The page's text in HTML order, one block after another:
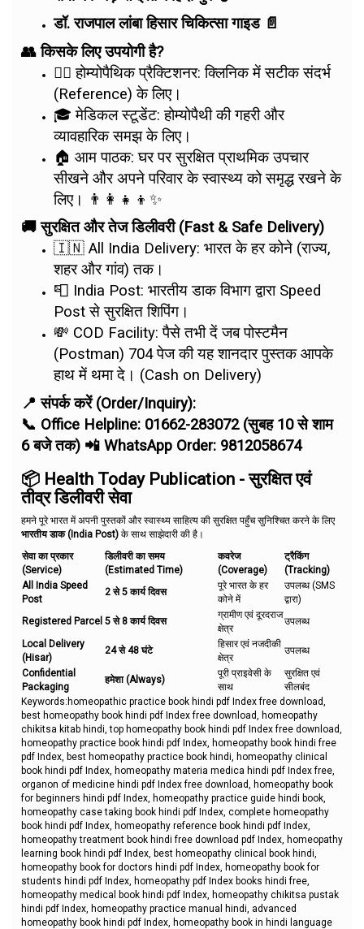
डॉ. राजपाल लांबा हिसार चिकित्सा गाइड 📄
👥 किसके लिए उपयोगी है?
👨‍⚕️ होम्योपैथिक प्रैक्टिशनर: क्लिनिक में सटीक संदर्भ
(Reference) के लिए।
🎓 मेडिकल स्टूडेंट: होम्योपैथी की गहरी और
व्यावहारिक समझ के लिए।
🏠 आम पाठक: घर पर सुरक्षित प्राथमिक उपचार
सीखने और अपने परिवार के स्वास्थ्य को समृद्ध रखने के
लिए। 👨‍👩‍👧‍👦✨
🚚 सुरक्षित और तेज डिलीवरी (Fast & Safe Delivery)
🇮🇳 All India Delivery: भारत के हर कोने (राज्य,
शहर और गांव) तक।
📮 India Post: भारतीय डाक विभाग द्वारा Speed
Post से सुरक्षित शिपिंग।
💸 COD Facility: पैसे तभी दें जब पोस्टमैन
(Postman) 704 पेज की यह शानदार पुस्तक आपके
हाथ में थमा दे। (Cash on Delivery)
📍 संपर्क करें (Order/Inquiry):
📞 Office Helpline: 01662-283072 (सुबह 10 से शाम
6 बजे तक) 📲 WhatsApp Order: 9812058674
📦 Health Today Publication - सुरक्षित एवं
तीव्र डिलीवरी सेवा
हमने पूरे भारत में अपनी पुस्तकों और स्वास्थ्य साहित्य की सुरक्षित पहुँच सुनिश्चित करने के लिए
भारतीय डाक (India Post) के साथ साझेदारी की है।
सेवा का प्रकार
(Service)
डिलीवरी का समय
(Estimated Time)
कवरेज
(Coverage)
ट्रैकिंग
(Tracking)
All India Speed
Post
2 से 5 कार्य दिवस
पूरे भारत के हर
कोने में
उपलब्ध (SMS
द्वारा)
Registered Parcel 5 से 8 कार्य दिवस
ग्रामीण एवं दूरदराज
क्षेत्र
उपलब्ध
Local Delivery
(Hisar)
24 से 48 घंटे
हिसार एवं नजदीकी
क्षेत्र
उपलब्ध
Confidential
Packaging
हमेशा (Always)
पूरी प्राइवेसी के
साथ
सुरक्षित एवं
सीलबंद
Keywords:homeopathic practice book hindi pdf Index free download,
best homeopathy book hindi pdf Index free download, homeopathy
chikitsa kitab hindi, top homeopathy book hindi pdf Index free download,
homeopathy practice book hindi pdf Index, homeopathy book hindi free
pdf Index, best homeopathy practice book hindi, homeopathy clinical
book hindi pdf Index, homeopathy materia medica hindi pdf Index free,
organon of medicine hindi pdf Index free download, homeopathy book
for beginners hindi pdf Index, homeopathy practice guide hindi book,
homeopathy case taking book hindi pdf Index, complete homeopathy
book hindi pdf Index, homeopathy reference book hindi pdf Index,
homeopathy treatment book hindi free download pdf Index, homeopathy
learning book hindi pdf Index, best homeopathy clinical book hindi,
homeopathy book for doctors hindi pdf Index, homeopathy book for
students hindi pdf Index, homeopathy pdf Index books hindi free,
homeopathy medical book hindi pdf Index, homeopathy chikitsa pustak
hindi pdf Index, homeopathy practice manual hindi, advanced
homeopathy book hindi pdf Index, homeopathy book in hindi language